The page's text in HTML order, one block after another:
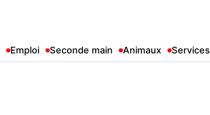
Emploi Seconde main Animaux Services